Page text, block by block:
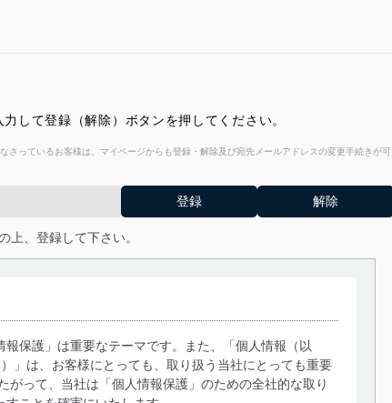
して登録（解除）ボタンを押してください。
っているお客様は、マイページからも登録・解除及び宛先メールアドレスの変更手続きが可
上、登録して下さい。
保護」は重要なテーマです。また、「個人情報（以
」は、お客様にとっても、取り扱う当社にとっても重要
って、当社は「個人情報保護」のための全社的な取り